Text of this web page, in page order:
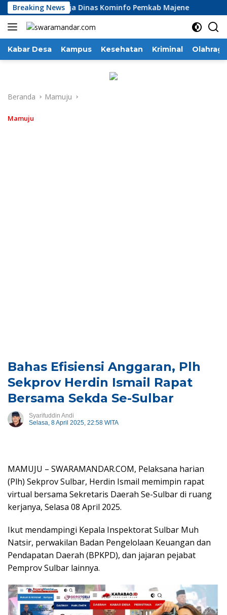
Langsung
ke
konten
Breaking News
Kinerja Dinas Kominfo Pemkab Majene
Kabar Desa Kampus Kesehatan Kriminal Olahraga
Beranda Mamuju
Mamuju
Bahas Efisiensi Anggaran, Plh
Sekprov Herdin Ismail Rapat
Bersama Sekda Se-Sulbar
Syarifuddin Andi
Selasa, 8 April 2025, 22:58 WITA
MAMUJU – SWARAMANDAR.COM, Pelaksana harian
(Plh) Sekprov Sulbar, Herdin Ismail memimpin rapat
virtual bersama Sekretaris Daerah Se-Sulbar di ruang
kerjanya, Selasa 08 April 2025.
Ikut mendampingi Kepala Inspektorat Sulbar Muh
Natsir, perwakilan Badan Pengelolaan Keuangan dan
Pendapatan Daerah (BPKPD), dan jajaran pejabat
Pemprov Sulbar lainnya.